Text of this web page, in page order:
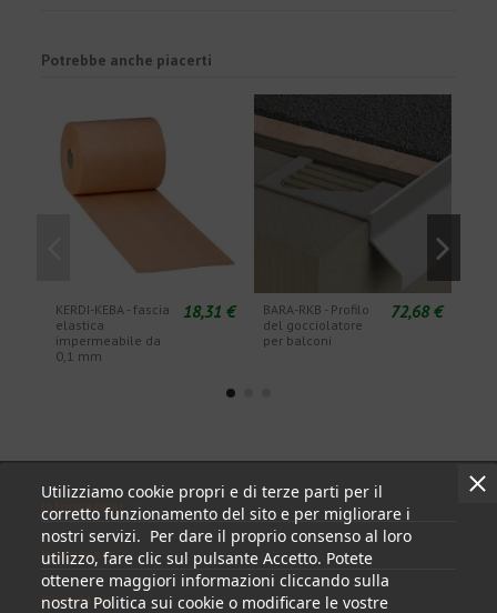
Potrebbe anche piacerti
KERDI-KEBA - fascia
elastica
impermeabile da
0,1 mm
18,31 €
BARA-RKB - Profilo
del gocciolatore
per balconi
72,68 €
Utilizziamo cookie propri e di terze parti per il
corretto funzionamento del sito e per migliorare i
nostri servizi. Per dare il proprio consenso al loro
utilizzo, fare clic sul pulsante Accetto. Potete
ottenere maggiori informazioni cliccando sulla
nostra Politica sui cookie o modificare le vostre
Informazioni
Il mio conto
Contattare